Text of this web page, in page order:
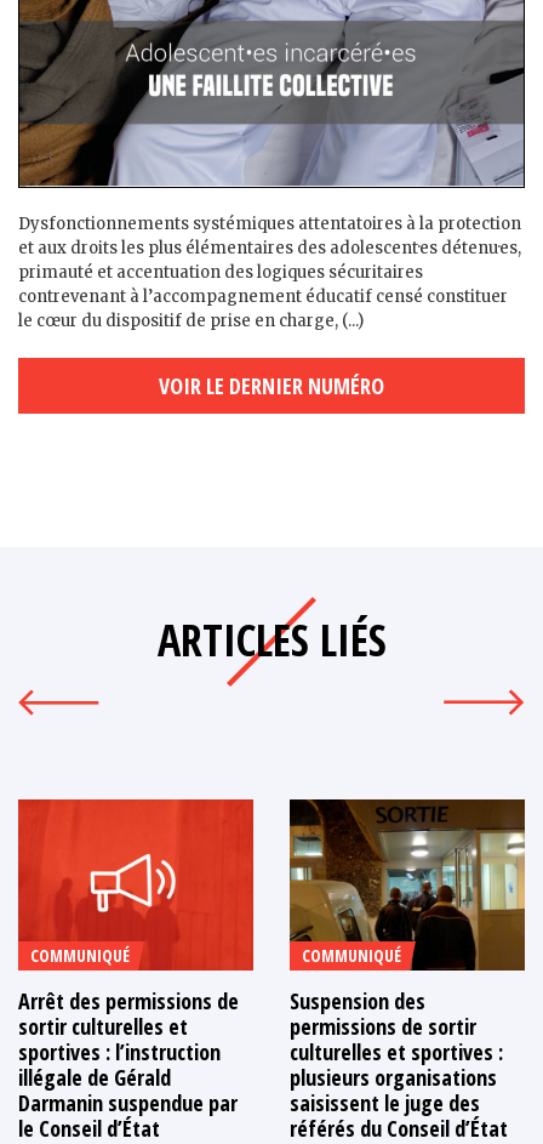
Dysfonctionnements systémiques attentatoires à la protection
et aux droits les plus élémentaires des adolescent·es détenu·es,
primauté et accentuation des logiques sécuritaires
contrevenant à l’accompagnement éducatif censé constituer
le cœur du dispositif de prise en charge, (...)
VOIR LE DERNIER NUMÉRO
ARTICLES LIÉS
COMMUNIQUÉ
Arrêt des permissions de
sortir culturelles et
sportives : l’instruction
illégale de Gérald
Darmanin suspendue par
le Conseil d’État
COMMUNIQUÉ
Suspension des
permissions de sortir
culturelles et sportives :
plusieurs organisations
saisissent le juge des
référés du Conseil d’État